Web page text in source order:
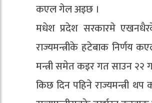
कएल गेल अइछ ।
मधेश प्रदेश सरकारमे
राज्यमन्त्रीके हटेबाक निर्णय
मन्त्री समेत कइर गत साउन २२
किछ दिन पहिने राज्यमन्त्री